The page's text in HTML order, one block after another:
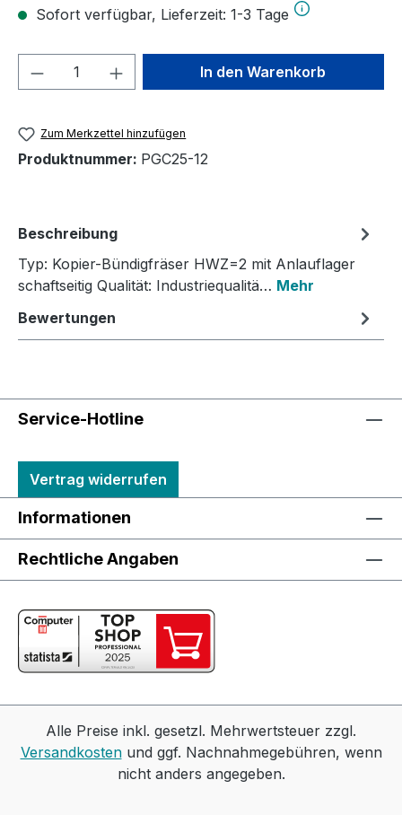
Sofort verfügbar, Lieferzeit: 1-3 Tage
Produkt Anzahl: Gib denIn den Warenkorb
Zum Merkzettel hinzufügen
Produktnummer: PGC25-12
Beschreibung
Typ: Kopier-Bündigfräser HWZ=2 mit Anlauflager
schaftseitig Qualität: Industriequalitä… Mehr
Bewertungen
Service-Hotline
Vertrag widerrufen
Informationen
Rechtliche Angaben
Alle Preise inkl. gesetzl. Mehrwertsteuer zzgl.
Versandkostenund ggf. Nachnahmegebühren, wenn
nicht anders angegeben.